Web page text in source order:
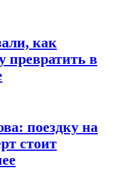
как
превратить в
поездку на
стоит